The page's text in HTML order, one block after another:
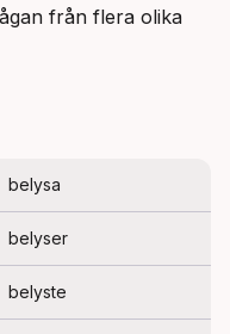
från flera olika
belysa
belyser
belyste